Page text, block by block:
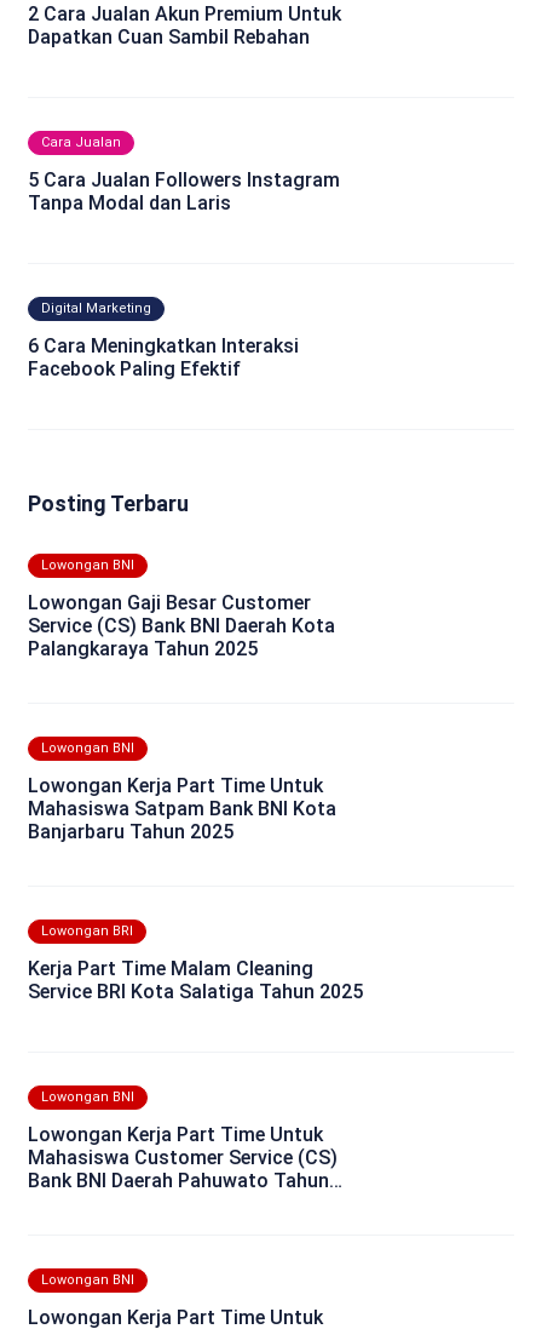
2 Cara Jualan Akun Premium Untuk
Dapatkan Cuan Sambil Rebahan
Cara Jualan
5 Cara Jualan Followers Instagram
Tanpa Modal dan Laris
Digital Marketing
6 Cara Meningkatkan Interaksi
Facebook Paling Efektif
Posting Terbaru
Lowongan BNI
Lowongan Gaji Besar Customer
Service (CS) Bank BNI Daerah Kota
Palangkaraya Tahun 2025
Lowongan BNI
Lowongan Kerja Part Time Untuk
Mahasiswa Satpam Bank BNI Kota
Banjarbaru Tahun 2025
Lowongan BRI
Kerja Part Time Malam Cleaning
Service BRI Kota Salatiga Tahun 2025
Lowongan BNI
Lowongan Kerja Part Time Untuk
Mahasiswa Customer Service (CS)
Bank BNI Daerah Pahuwato Tahun
Lowongan BNI
Lowongan Kerja Part Time Untuk